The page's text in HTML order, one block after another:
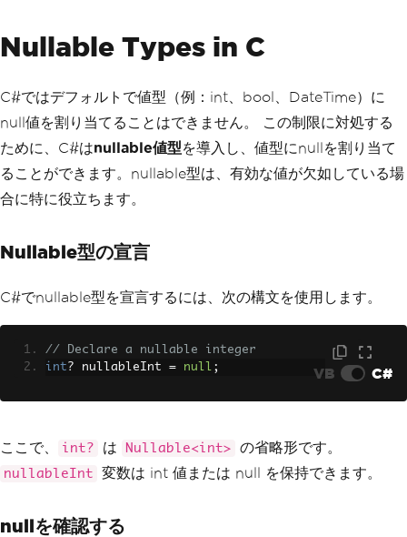
Nullable Types in C
C#ではデフォルトで値型（例：int、bool、DateTime）に
null値を割り当てることはできません。 この制限に対処する
ために、C#はnullable値型を導入し、値型にnullを割り当て
ることができます。nullable型は、有効な値が欠如している場
合に特に役立ちます。
Nullable型の宣言
C#でnullable型を宣言するには、次の構文を使用します。
// Declare a nullable integer
int? nullableInt = null ; VB C#
ここで、 int? は Nullable<int> の省略形です。
nullableInt 変数は int 値または null を保持できます。
nullを確認する